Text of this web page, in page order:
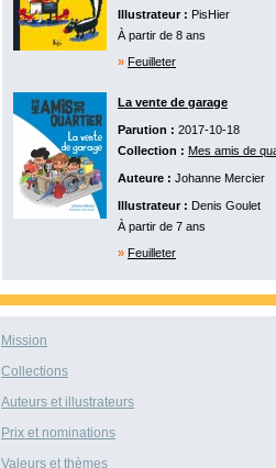
Illustrateur : PisHier
À partir de 8 ans
» Feuilleter
La vente de garage
Parution : 2017-10-18
Collection : Mes amis de
Auteure : Johanne Mercier
Illustrateur : Denis Goulet
À partir de 7 ans
» Feuilleter
Mission
Collections
Auteurs et illustrateurs
Prix et nominations
Valeurs et thèmes